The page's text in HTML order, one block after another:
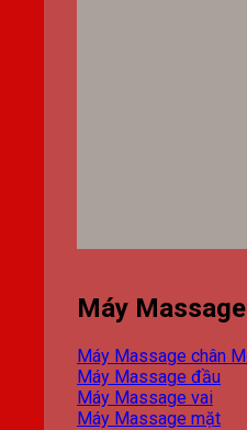
Máy Massage
Máy Massage chân
Máy Massage đầu
Máy Massage vai
Máy Massage mặt